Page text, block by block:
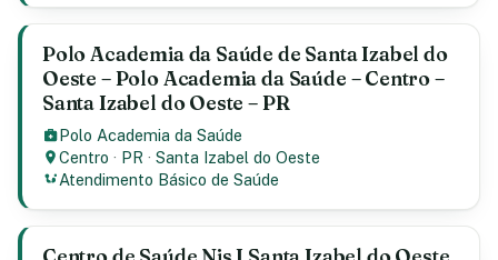
Polo Academia da Saúde de Santa Izabel do
Oeste – Polo Academia da Saúde – Centro –
Santa Izabel do Oeste – PR
Polo Academia da Saúde
Centro · PR ·Santa Izabel do Oeste
Atendimento Básico de Saúde